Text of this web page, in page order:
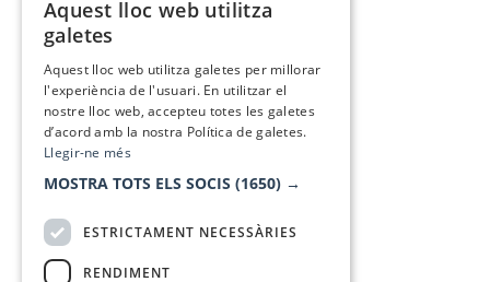
Aquest lloc web utilitza
galetes
Aquest lloc web utilitza galetes per millorar
l'experiència de l'usuari. En utilitzar el
nostre lloc web, accepteu totes les galetes
d’acord amb la nostra Política de galetes.
Llegir-ne més
MOSTRA TOTS ELS SOCIS (1650) →
ESTRICTAMENT NECESSÀRIES
RENDIMENT